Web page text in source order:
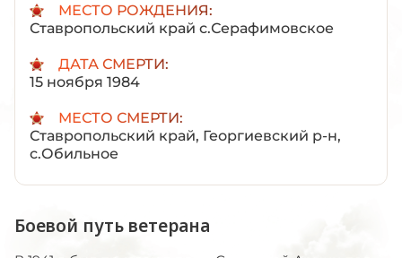
МЕСТО РОЖДЕНИЯ:
Ставропольский край с.Серафимовское
ДАТА СМЕРТИ:
15 ноября 1984
МЕСТО СМЕРТИ:
Ставропольский край, Георгиевский р-н,
с.Обильное
Боевой путь ветерана